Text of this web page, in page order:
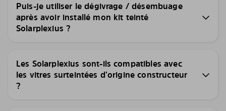
Puis-je utiliser le dégivrage / désembuage
après avoir installé mon kit teinté
Solarplexius ?
Les Solarplexius sont-ils compatibles avec
les vitres surteintées d’origine constructeur
?